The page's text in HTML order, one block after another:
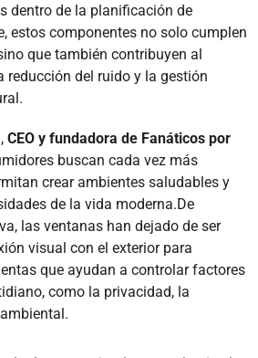
dentro de la planificación de
estos componentes no solo cumplen
que también contribuyen al
reducción del ruido y la gestión
CEO y fundadora de Fanáticos por
buscan cada vez más
crear ambientes saludables y
de la vida moderna.De
las ventanas han dejado de ser
visual con el exterior para
que ayudan a controlar factores
como la privacidad, la